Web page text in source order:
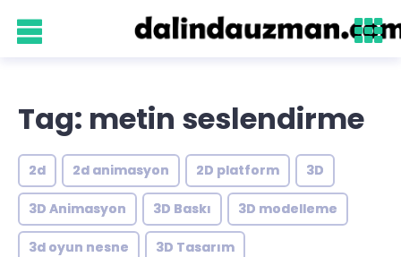
Tag: metin seslendirme
2d 2d animasyon 2D platform 3D
3D Animasyon 3D Baskı 3D modelleme
3d oyun nesne 3D Tasarım